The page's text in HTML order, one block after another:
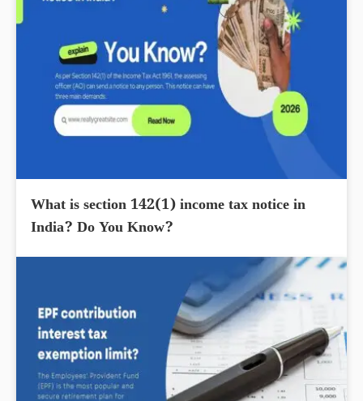
What is section 142(1) income tax notice in
India? Do You Know?